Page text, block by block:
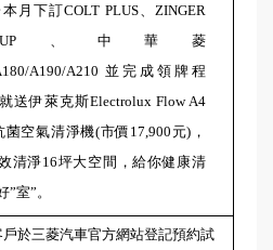
本月下訂COLT PLUS、 ZINGER
、中華菱
A190/A210 並完成領牌程
送伊萊克斯Electrolux Flow A4
菌空氣清淨機(市價 17,900 元) ，
清淨16坪大空間，給你健康清
”室” 。
於三菱汽車官方網站登記預約試